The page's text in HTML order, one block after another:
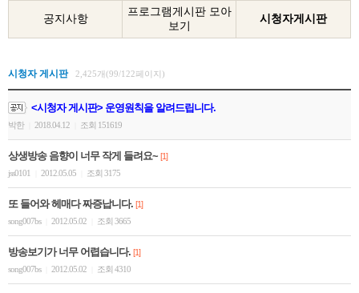
공지사항
프로그램게시판 모아
보기
시청자게시판
시청자 게시판 2,425개(99/122페이지)
<시청자 게시판> 운영원칙을 알려드립니다.
박한 2018.04.12 조회 151619
상생방송 음향이 너무 작게 들려요~ [1]
jss0101
2012.05.05 조회 3175
또 들어와 헤매다 짜증납니다. [1]
song007bs
2012.05.02 조회 3665
방송보기가 너무 어렵습니다. [1]
song007bs
2012.05.02 조회 4310